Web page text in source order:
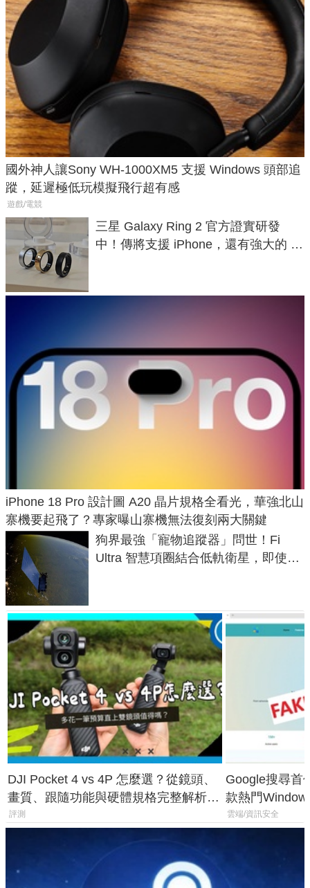
國外神人讓Sony WH-1000XM5 支援 Windows 頭部追
蹤，延遲極低玩模擬飛行超有感
遊戲/電競
三星 Galaxy Ring 2 官方證實研發
中！傳將支援 iPhone，還有強大的 AI
iPhone 18 Pro 設計圖 A20 晶片規格全看光，華強北山
寨機要起飛了？專家曝山寨機無法復刻兩大關鍵
狗界最強「寵物追蹤器」問世！Fi
Ultra 智慧項圈結合低軌衛星，即使在
DJI Pocket 4 vs 4P 怎麼選？從鏡頭、
畫質、跟隨功能與硬體規格完整解析，
一次看懂兩台差異
評測
Google搜尋首
款熱門
機
雲端/資訊安全